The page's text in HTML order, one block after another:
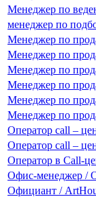
Менеджер по
менеджер по
Менеджер по
Менеджер по
Менеджер по
Менеджер по
Менеджер по
Менеджер по
Оператор call –
Оператор call –
Оператор в Call-
Офис-менеджер
Официант /